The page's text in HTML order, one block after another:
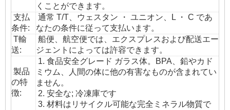
くことができます。
支払
条件:
通常 T/T、ウェスタン ・ ユニオン、L ・ C であ
なたの条件に従って支払います。
T輸
送:
船便、航空便では、エクスプレスおよび配送エー
ジェントによっては許容できます。
製品
の特
徴:
1. 食品安全グレード ガラス体。BPA、鉛やカド
ミウム、人間の体に他の有害なものが含まれてい
ません。
2. 安全な; 冷凍庫です
3. 材料はリサイクル可能な完全ミネラル物質で